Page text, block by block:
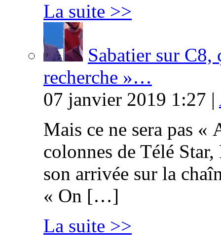
La suite >>
Sabatier sur C8,
recherche »…
07 janvier 2019 1:27 |
Mais ce ne sera pas «
colonnes de Télé
son arrivée sur la
« On […]
La suite >>